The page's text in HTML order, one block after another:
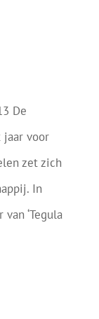
De
jaar voor
zet zich
In
‘Tegula